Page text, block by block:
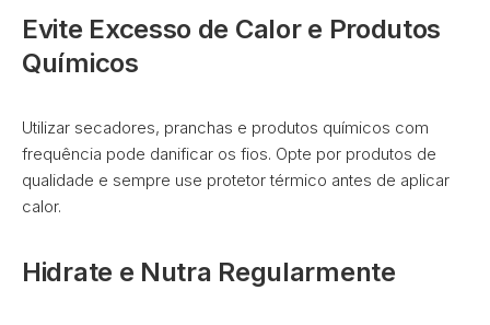
Evite Excesso de Calor e Produtos
Químicos
Utilizar secadores, pranchas e produtos químicos com
frequência pode danificar os fios. Opte por produtos de
qualidade e sempre use protetor térmico antes de aplicar
calor.
Hidrate e Nutra Regularmente